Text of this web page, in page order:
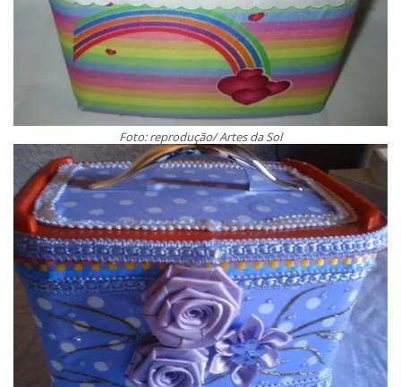
Foto: reprodução/ Artes da Sol